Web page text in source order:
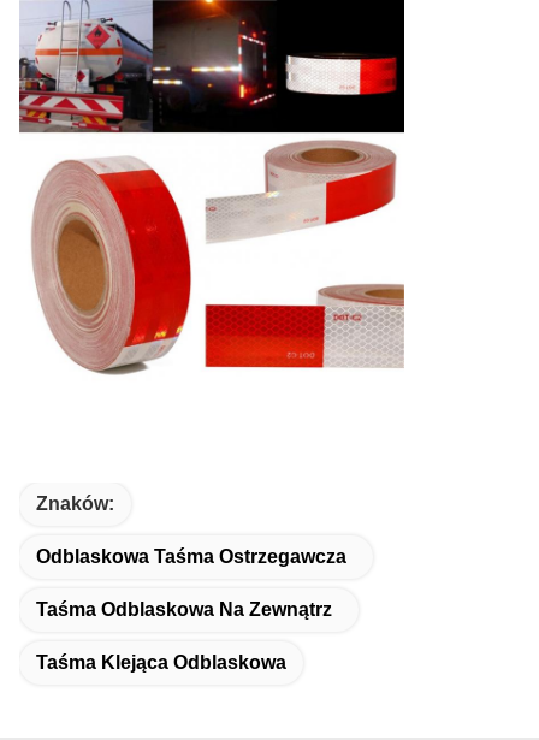
Znaków:
Odblaskowa Taśma Ostrzegawcza
Taśma Odblaskowa Na Zewnątrz
Taśma Klejąca Odblaskowa